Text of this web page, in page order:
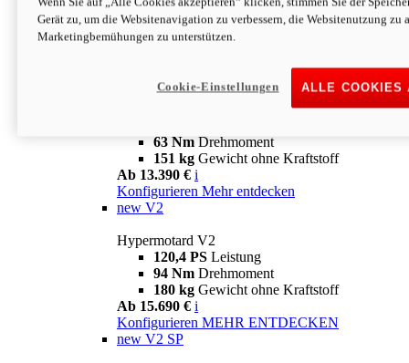
63 NmDrehmoment
151 kgGewicht ohne Kraftstoff
Ab 13.890 € i
63 Nm Drehmoment
151 kg Gewicht ohne Kraftstoff
Ab 13.390 € i
Konfigurieren Mehr entdecken
new V2
Hypermotard V2
120,4 PS Leistung
94 Nm Drehmoment
180 kg Gewicht ohne Kraftstoff
Ab 15.690 € i
Konfigurieren MEHR ENTDECKEN
new V2 SP
Gerät zu, um die Websitenavigation zu verbessern, die Websitenutzung zu
Marketingbemühungen zu unterstützen.
ALLE COOKIES
Cookie-Einstellungen